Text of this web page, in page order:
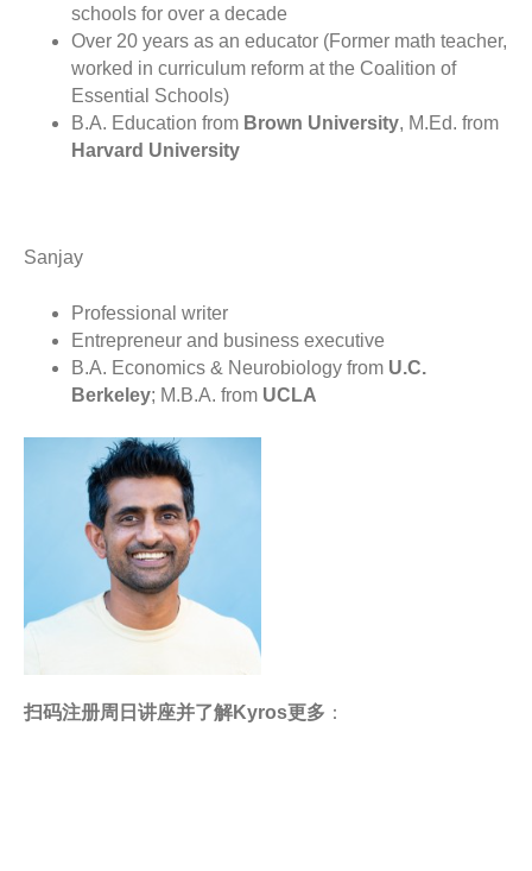
schools for over a decade
Over 20 years as an educator (Former math teacher,
worked in curriculum reform at the Coalition of
Essential Schools)
B.A. Education from Brown University, M.Ed. from
Harvard University
Sanjay
Professional writer
Entrepreneur and business executive
B.A. Economics & Neurobiology from U.C.
Berkeley; M.B.A. from UCLA
扫码注册周日讲座并了解Kyros更多 ：